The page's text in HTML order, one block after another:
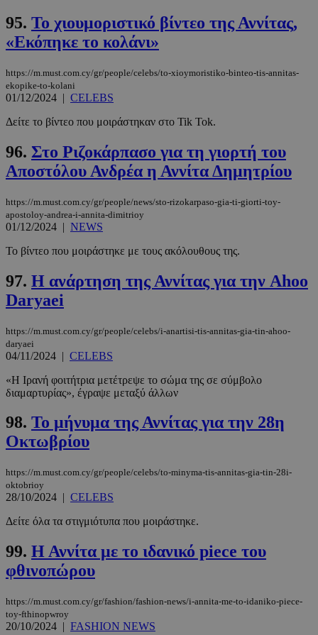
95. Το χιουμοριστικό βίντεο της Αννίτας,
«Εκόπηκε το κολάνι»
https://m.must.com.cy/gr/people/celebs/to-xioymoristiko-binteo-tis-annitas-
ekopike-to-kolani
01/12/2024 | CELEBS
Δείτε το βίντεο που μοιράστηκαν στο Tik Tok.
96. Στο Ριζοκάρπασο για τη γιορτή του
Αποστόλου Ανδρέα η Αννίτα Δημητρίου
https://m.must.com.cy/gr/people/news/sto-rizokarpaso-gia-ti-giorti-toy-
apostoloy-andrea-i-annita-dimitrioy
01/12/2024 | NEWS
Το βίντεο που μοιράστηκε με τους ακόλουθους της.
97. Η ανάρτηση της Αννίτας για την Ahoo
Daryaei
https://m.must.com.cy/gr/people/celebs/i-anartisi-tis-annitas-gia-tin-ahoo-
daryaei
04/11/2024 | CELEBS
«Η Ιρανή φοιτήτρια μετέτρεψε το σώμα της σε σύμβολο
διαμαρτυρίας», έγραψε μεταξύ άλλων
98. Το μήνυμα της Αννίτας για την 28η
Οκτωβρίου
https://m.must.com.cy/gr/people/celebs/to-minyma-tis-annitas-gia-tin-28i-
oktobrioy
28/10/2024 | CELEBS
Δείτε όλα τα στιγμιότυπα που μοιράστηκε.
99. Η Αννίτα με το ιδανικό piece του
φθινοπώρου
https://m.must.com.cy/gr/fashion/fashion-news/i-annita-me-to-idaniko-piece-
toy-fthinopwroy
20/10/2024 | FASHION NEWS